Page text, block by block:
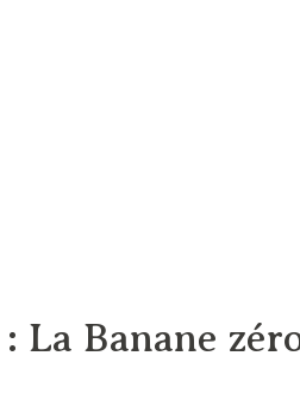
La Banane